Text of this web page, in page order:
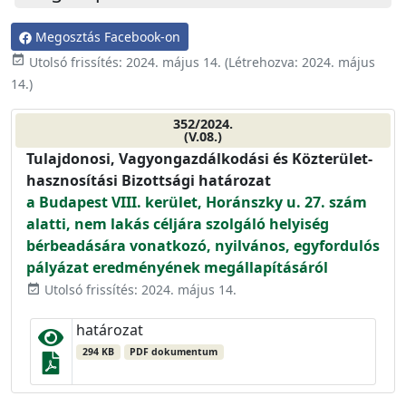
Megosztás Facebook-on
event_available Utolsó frissítés: 2024. május 14. (Létrehozva: 2024. május
14.)
352/2024.
(V.08.)
Tulajdonosi, Vagyongazdálkodási és Közterület-
hasznosítási Bizottsági határozat
a Budapest VIII. kerület, Horánszky u. 27. szám
alatti, nem lakás céljára szolgáló helyiség
bérbeadására vonatkozó, nyilvános, egyfordulós
pályázat eredményének megállapításáról
event_available Utolsó frissítés: 2024. május 14.
határozat
294 KB PDF dokumentum